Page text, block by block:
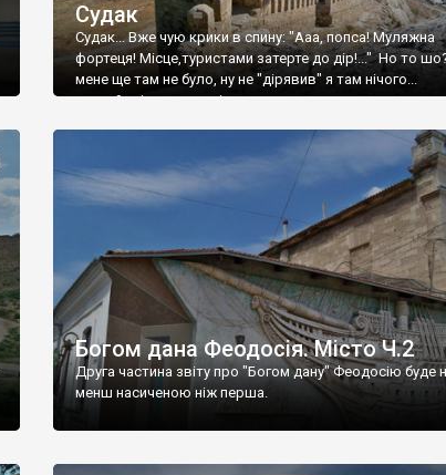
Судак
Судак... Вже чую крики в спину: "Ааа, попса! Муляжна
фортеця! Місце,туристами затерте до дір!..." Но то
мене ще там не було, ну не "дірявив" я там нічого...
принаймні до цього літа.
Богом дана Феодосія. Місто Ч.2
Друга частина звіту про "Богом дану" Феодосію буде
менш насиченою ніж перша.